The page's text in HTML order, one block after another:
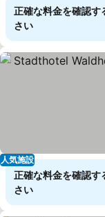
正確な料金を確認す
さい
人気施設
正確な料金を確認す
さい